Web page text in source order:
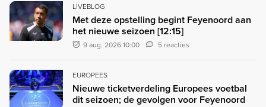
LIVEBLOG
Met deze opstelling begint Feyenoord aan
het nieuwe seizoen [12:15]
9 aug. 2026 10:00 5 reacties
EUROPEES
Nieuwe ticketverdeling Europees voetbal
dit seizoen; de gevolgen voor Feyenoord